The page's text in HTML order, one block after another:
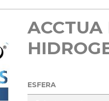
ACCTUA
ESFERA